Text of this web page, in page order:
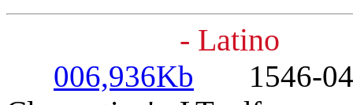
- Latino
006,936Kb 1546-04-